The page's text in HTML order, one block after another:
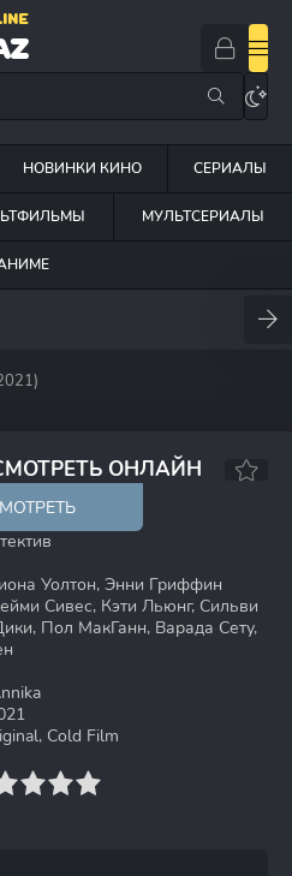
НОВИНКИ КИНО СЕРИАЛЫ
МУЛЬТСЕРИАЛЫ
ОНЛАЙН
7.3
Уолтон, Энни Гриффин
Сивес, Кэти Льюнг, Сильви
Пол МакГанн, Варада Сету,
Cold Film